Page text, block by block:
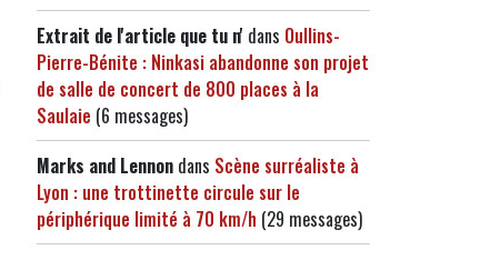
Extrait de l'article que tu n' dans Oullins-
Pierre-Bénite : Ninkasi abandonne son projet
de salle de concert de 800 places à la
Saulaie (6 messages)
Marks and Lennon dans Scène surréaliste à
Lyon : une trottinette circule sur le
périphérique limité à 70 km/h (29 messages)